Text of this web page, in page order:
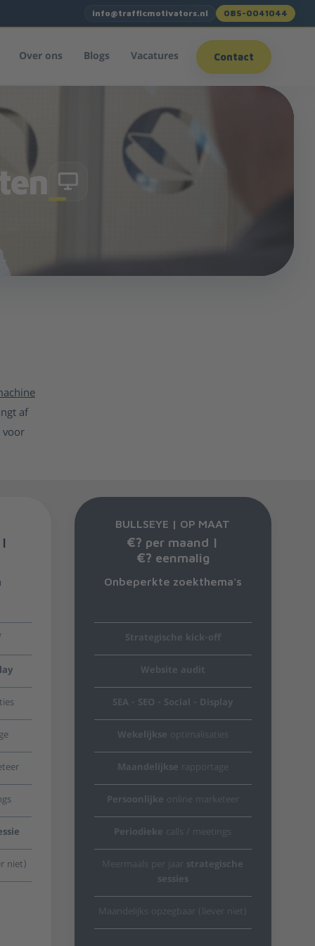
info@trafficmotivators.nl 085-0041044
Over ons Blogs Vacatures Contact
af
voor
niet)
BULLSEYE | OP MAAT
€? per maand |
€? eenmalig
Onbeperkte zoekthema's
Strategische kick-off
Website audit
SEA - SEO - Social - Display
Wekelijkse optimalisaties
Maandelijkse rapportage
Persoonlijke online marketeer
Periodieke calls / meetings
Meermaals per jaar strategische
sessies
Maandelijks opzegbaar (liever niet)